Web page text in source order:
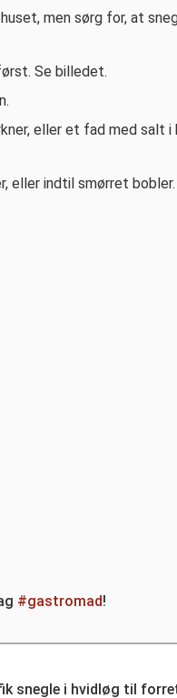
men sørg for, at
Se billedet.
eller et fad med salt i
eller indtil smørret bobler.
#gastromad!
snegle i hvidløg til